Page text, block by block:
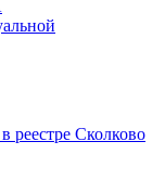
реестре Сколково